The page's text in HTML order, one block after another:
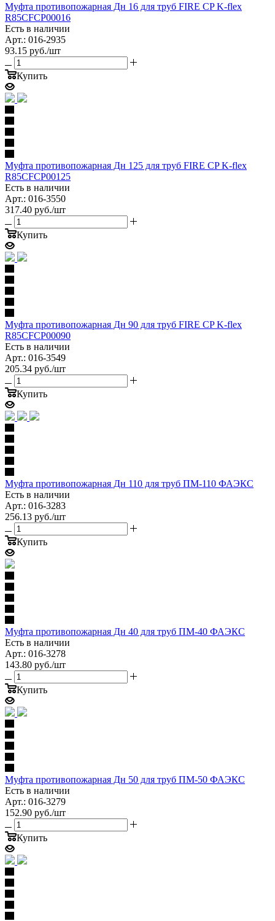
Муфта противопожарная Дн 16 для труб FIRE CP K-flex
R85CFCP00016
Есть в наличии
Арт.: 016-2935
93.15 руб./шт
Купить
Муфта противопожарная Дн 125 для труб FIRE CP K-flex
R85CFCP00125
Есть в наличии
Арт.: 016-3550
317.40 руб./шт
Купить
Муфта противопожарная Дн 90 для труб FIRE CP K-flex
R85CFCP00090
Есть в наличии
Арт.: 016-3549
205.34 руб./шт
Купить
Муфта противопожарная Дн 110 для труб ПМ-110 ФАЭКС
Есть в наличии
Арт.: 016-3283
256.13 руб./шт
Купить
Муфта противопожарная Дн 40 для труб ПМ-40 ФАЭКС
Есть в наличии
Арт.: 016-3278
143.80 руб./шт
Купить
Муфта противопожарная Дн 50 для труб ПМ-50 ФАЭКС
Есть в наличии
Арт.: 016-3279
152.90 руб./шт
Купить